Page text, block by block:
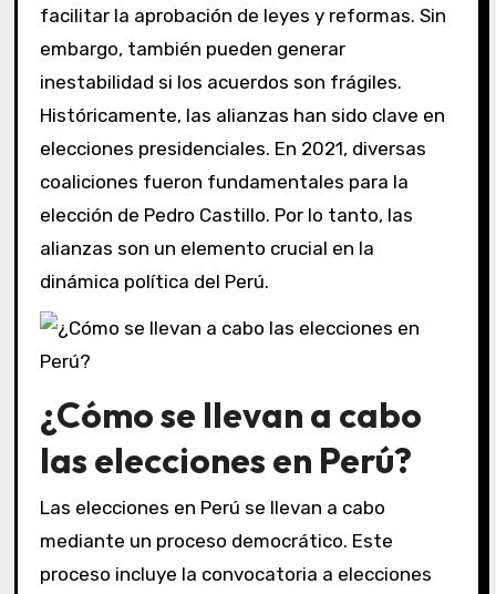
facilitar la aprobación de leyes y reformas. Sin
embargo, también pueden generar
inestabilidad si los acuerdos son frágiles.
Históricamente, las alianzas han sido clave en
elecciones presidenciales. En 2021, diversas
coaliciones fueron fundamentales para la
elección de Pedro Castillo. Por lo tanto, las
alianzas son un elemento crucial en la
dinámica política del Perú.
¿Cómo se llevan a cabo
las elecciones en Perú?
Las elecciones en Perú se llevan a cabo
mediante un proceso democrático. Este
proceso incluye la convocatoria a elecciones